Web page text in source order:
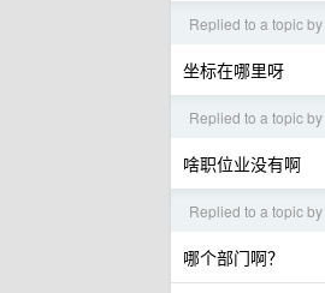
Replied to a topic by
坐标在哪里呀
Replied to a topic by
啥职位业没有啊
Replied to a topic by
哪个部门啊？